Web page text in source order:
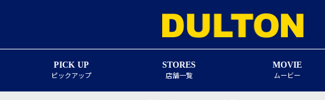
PICK UP
ピックアップ
STORES
店舗一覧
MOVIE
ムービー